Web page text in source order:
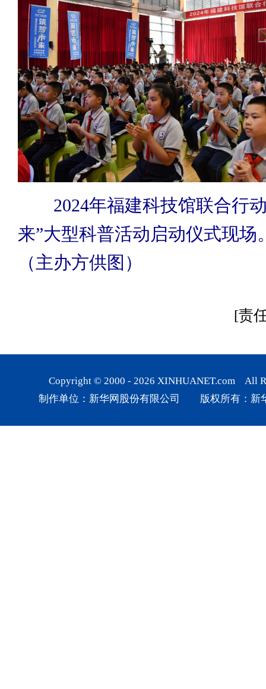
2024年福建科技馆联合行
来”大型科普活动启动仪式现场
（主办方供图）
[责
Copyright © 2000 - 2026 XINHUANET.com All
制作单位：新华网股份有限公司 版权所有：新